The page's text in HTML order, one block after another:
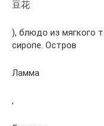
豆花
), блюдо из мягкого
сиропе. Остров
Ламма
,